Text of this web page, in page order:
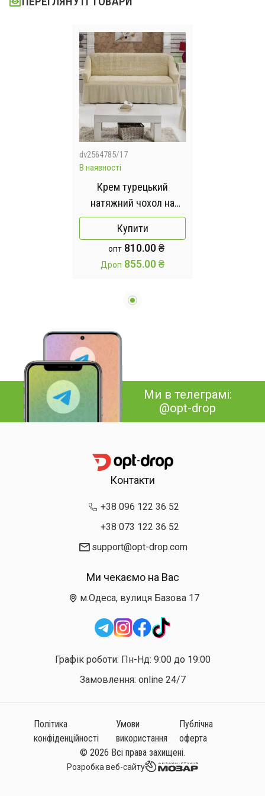
dv2564785/17
В наявності
Крем турецький
натяжний чохол на
диван з оборкою
Купити
опт 810.00 ₴
Дроп 855.00 ₴
Ми в телеграмі:
@opt-drop
Контакти
+38 096 122 36 52
+38 073 122 36 52
support@opt-drop.com
Ми чекаємо на Вас
м.Одеса, вулиця Базова 17
Графік роботи: Пн-Нд: 9:00 до 19:00
Замовлення: online 24/7
Політика
конфіденційності
Умови
використання
Публічна
оферта
© 2026 Всі права захищені.
Розробка веб-сайту